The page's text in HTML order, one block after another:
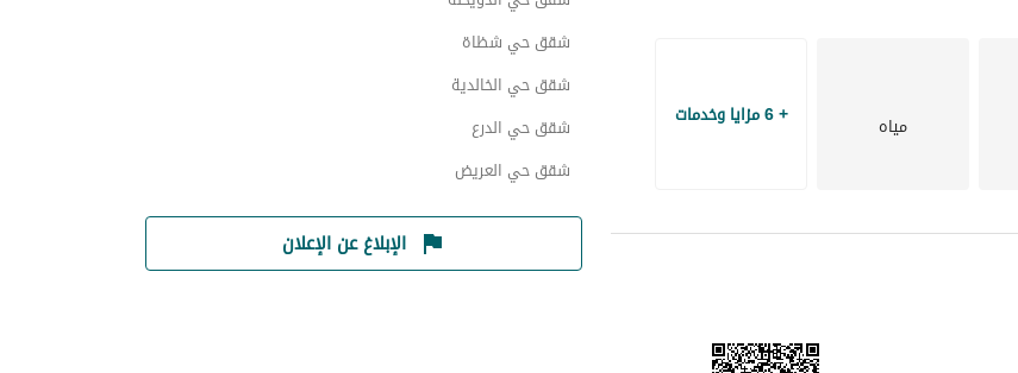
مياه + 6 مزايا وخدمات
شقق حي شظاة
شقق حي الخالدية
شقق حي الدرع
شقق حي العريض
الإبلاغ عن الإعلان